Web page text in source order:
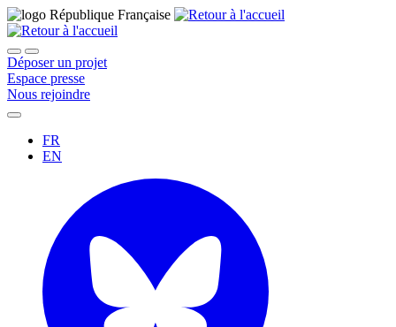
Déposer un projet
Espace presse
Nous rejoindre
FR
EN